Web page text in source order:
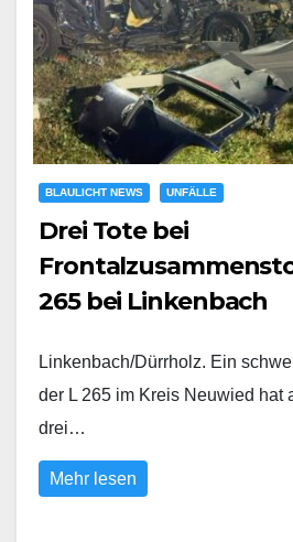
BLAULICHT NEWS UNFÄLLE
Drei Tote bei
265 bei Linkenbach
Linkenbach/Dürrholz. Ein
der L 265 im Kreis Neuwied hat
drei…
Mehr lesen